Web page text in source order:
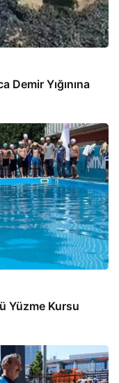
Demir Yığınına
Yüzme Kursu